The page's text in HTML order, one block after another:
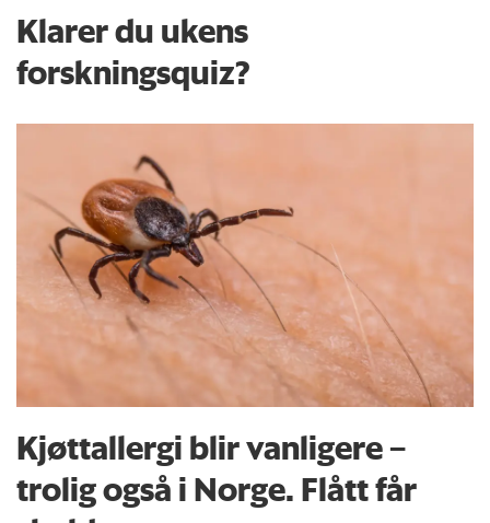
Klarer du ukens
forskningsquiz?
Kjøttallergi blir vanligere –
trolig også i Norge. Flått får